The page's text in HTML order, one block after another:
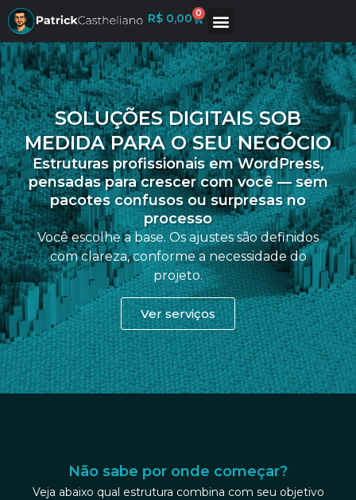
R$ 0,00 0
SOLUÇÕES DIGITAIS SOB
MEDIDA PARA O SEU NEGÓCIO
Estruturas profissionais em WordPress,
pensadas para crescer com você — sem
pacotes confusos ou surpresas no
processo
Você escolhe a base. Os ajustes são definidos
com clareza, conforme a necessidade do
projeto.
Ver serviços
Não sabe por onde começar?
Veja abaixo qual estrutura combina com seu objetivo